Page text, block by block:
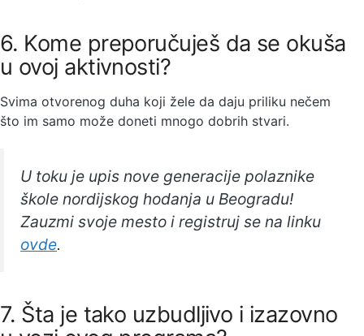
6. Kome preporučuješ da se okuša
u ovoj aktivnosti?
Svima otvorenog duha koji žele da daju priliku nečem
što im samo može doneti mnogo dobrih stvari.
U toku je upis nove generacije polaznike
škole nordijskog hodanja u Beogradu!
Zauzmi svoje mesto i registruj se na linku
ovde.
7. Šta je tako uzbudljivo i izazovno